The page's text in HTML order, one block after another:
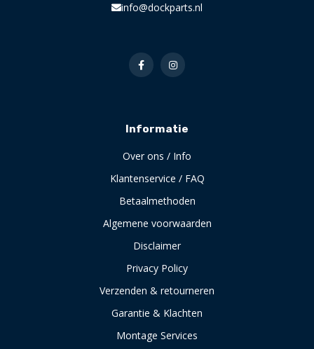
info@dockparts.nl
Informatie
Over ons / Info
Klantenservice / FAQ
Betaalmethoden
Algemene voorwaarden
Disclaimer
Privacy Policy
Verzenden & retourneren
Garantie & Klachten
Montage Services